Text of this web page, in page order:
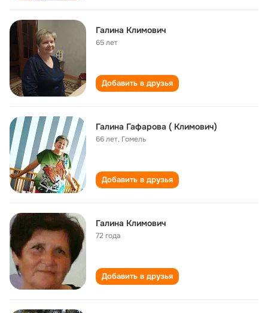
Галина Климович
65 лет
Добавить в друзья
Галина Гафарова ( Климович)
66 лет, Гомель
Добавить в друзья
Галина Климович
72 года
Добавить в друзья